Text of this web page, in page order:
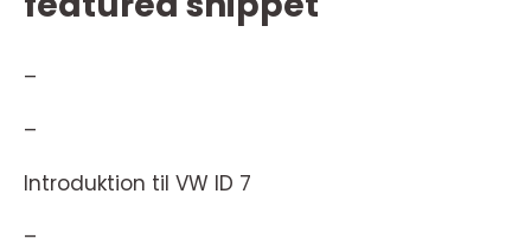
–
–
Introduktion til VW ID 7
–